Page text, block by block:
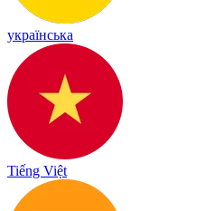
українська
Tiếng Việt